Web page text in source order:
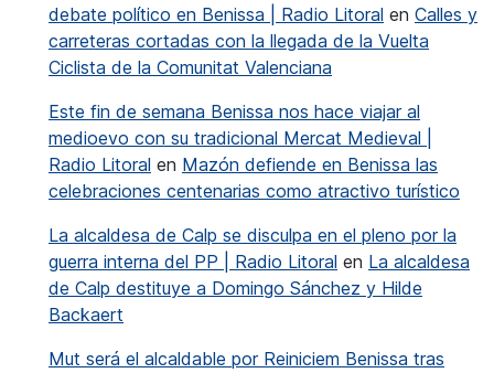
debate político en Benissa | Radio Litoral en Calles y
carreteras cortadas con la llegada de la Vuelta
Ciclista de la Comunitat Valenciana
Este fin de semana Benissa nos hace viajar al
medioevo con su tradicional Mercat Medieval |
Radio Litoral en Mazón defiende en Benissa las
celebraciones centenarias como atractivo turístico
La alcaldesa de Calp se disculpa en el pleno por la
guerra interna del PP | Radio Litoral en La alcaldesa
de Calp destituye a Domingo Sánchez y Hilde
Backaert
Mut será el alcaldable por Reiniciem Benissa tras